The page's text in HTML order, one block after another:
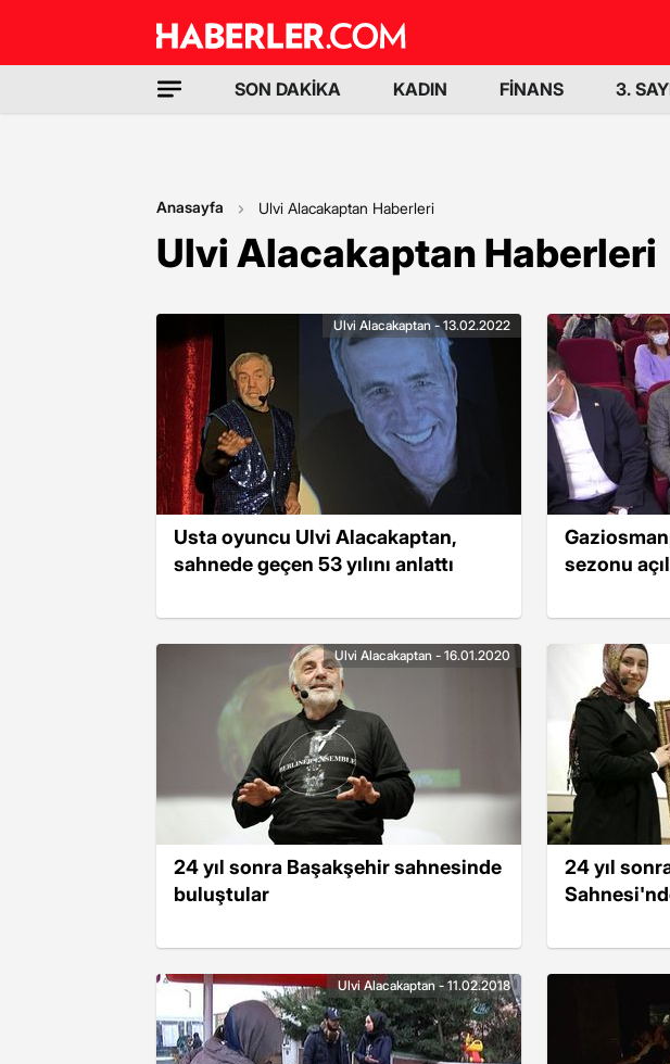
SON DAKİKA KADIN FİNANS 3.
Anasayfa Ulvi Alacakaptan Haberleri
Ulvi Alacakaptan Haberleri
Usta oyuncu Ulvi Alacakaptan,
sahnede geçen 53 yılını anlattı
Ulvi Alacakaptan - 13.02.2022
sezonu
24 yıl sonra Başakşehir sahnesinde
buluştular
Ulvi Alacakaptan - 16.01.2020
24 yıl
Ulvi Alacakaptan - 11.02.2018